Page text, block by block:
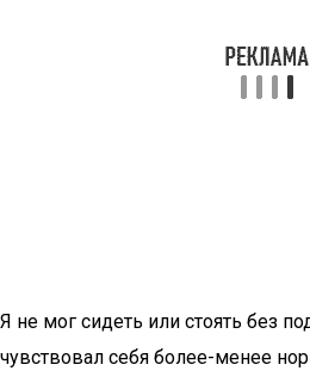
Я не мог сидеть или стоять без
чувствовал себя более-менее